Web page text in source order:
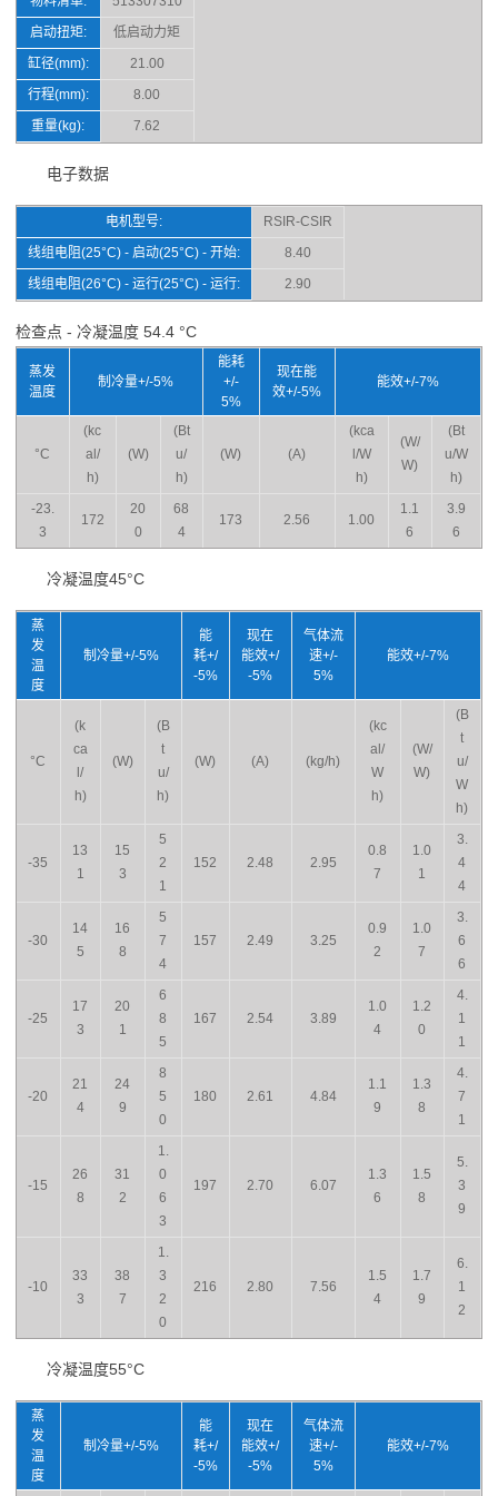
启动扭矩:
低启动力矩
缸径(mm):
21.00
行程(mm):
8.00
重量(kg):
7.62
电子数据
电机型号:
RSIR-CSIR
线组电阻(25°C) - 启动(25°C) - 开始:
8.40
线组电阻(26°C) - 运行(25°C) - 运行:
2.90
检查点 - 冷凝温度 54.4 °C
蒸发
温度
制冷量+/-5%
能耗
+/-
5%
现在能
效+/-5%
能效+/-7%
°C
(kc
al/
h)
(W)
(Bt
u/
h)
(W) (A)
(kca
l/W
h)
(W/
W)
(Bt
u/W
h)
-23.
3
172
20
0
68
4
173 2.56 1.00
1.1
6
3.9
6
冷凝温度45°C
蒸
发
温
度
制冷量+/-5%
能
耗+/
-5%
现在
能效+/
-5%
气体流
速+/-
5%
能效+/-7%
°C
(k
ca
l/
h)
(W)
(B
t
u/
h)
(W) (A) (kg/h)
(kc
al/
W
h)
(W/
W)
(B
t
u/
W
h)
-35
13
1
15
3
5
2
1
152 2.48 2.95
0.8
7
1.0
1
3.
4
4
-30
14
5
16
8
5
7
4
157 2.49 3.25
0.9
2
1.0
7
3.
6
6
-25
17
3
20
1
6
8
5
167 2.54 3.89
1.0
4
1.2
0
4.
1
1
-20
21
4
24
9
8
5
0
180 2.61 4.84
1.1
9
1.3
8
4.
7
1
-15
26
8
31
2
1.
0
6
3
197 2.70 6.07
1.3
6
1.5
8
5.
3
9
-10
33
3
38
7
1.
3
2
0
216 2.80 7.56
1.5
4
1.7
9
6.
1
2
冷凝温度55°C
蒸
发
温
度
制冷量+/-5%
能
耗+/
-5%
现在
能效+/
-5%
气体流
速+/-
5%
能效+/-7%